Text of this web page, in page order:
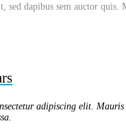
dapibus sem auctor quis.
adipiscing elit.